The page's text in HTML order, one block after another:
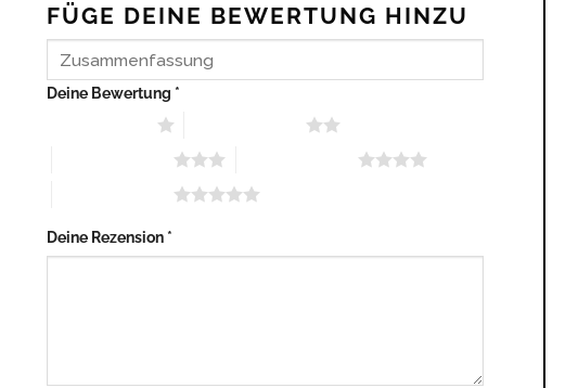
FÜGE DEINE BEWERTUNG HINZU
Deine Bewertung *
Deine Rezension *